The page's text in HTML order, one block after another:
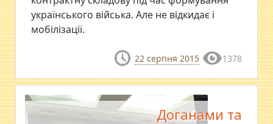
українського війська. Але не відкидає і
мобілізації.
22 серпня 2015 1378
Доганами та